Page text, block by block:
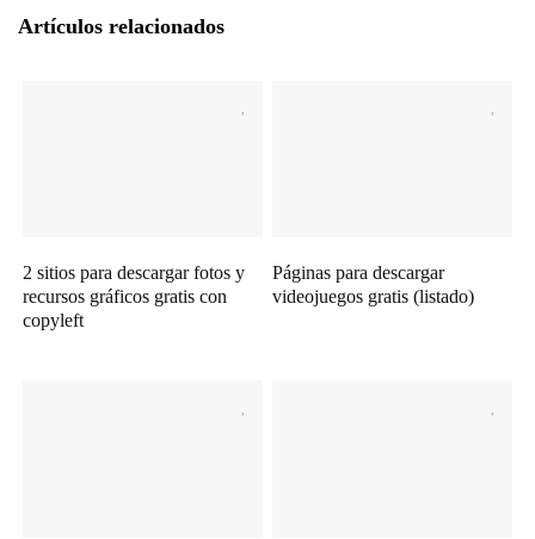
Artículos relacionados
2 sitios para descargar fotos y
recursos gráficos gratis con
copyleft
Páginas para descargar
videojuegos gratis (listado)